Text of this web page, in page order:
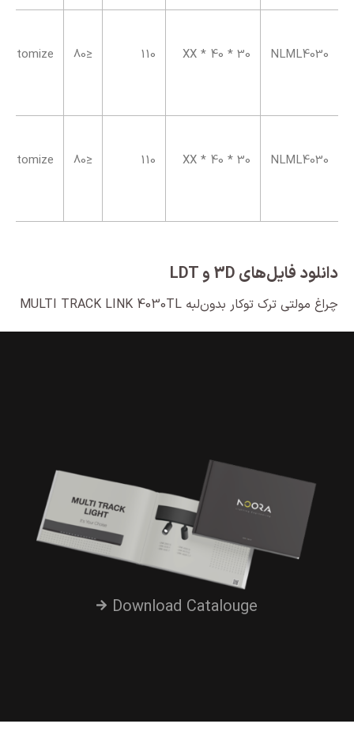
NLML4030
XX * 40 * 30
110
≤80
NLML4030
XX * 40 * 30
110
≤80
دانلود فایل‌های 3D و LDT
چراغ مولتی ترک توکار بدون‌لبه MULTI TRACK LINK 4030TL
Download Catalouge